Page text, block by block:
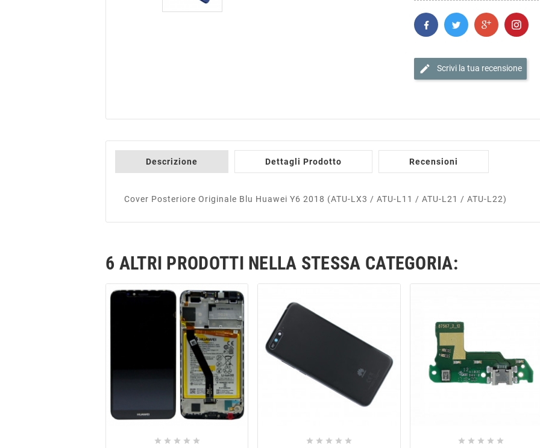
edit Scrivi la tua recensione
Descrizione Dettagli Prodotto Recensioni
Cover Posteriore Originale Blu Huawei Y6 2018 (ATU-LX3 / ATU-L11 / ATU-L21 / ATU-L22)
6 ALTRI PRODOTTI NELLA STESSA CATEGORIA:
              